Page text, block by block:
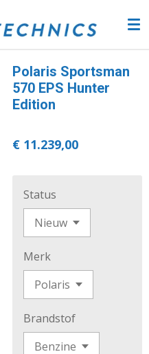
Polaris Sportsman
570 EPS Hunter
Edition
€ 11.239,00
Status
Merk
Brandstof